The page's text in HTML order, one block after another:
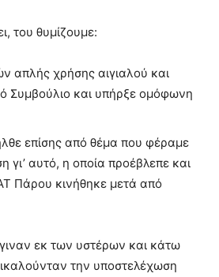
του θυμίζουμε:
απλής χρήσης αιγιαλού και
Συμβούλιο και υπήρξε ομόφωνη
επίσης από θέμα που φέραμε
αυτό, η οποία προέβλεπε και
Πάρου κινήθηκε μετά από
εκ των υστέρων και κάτω
την υποστελέχωση